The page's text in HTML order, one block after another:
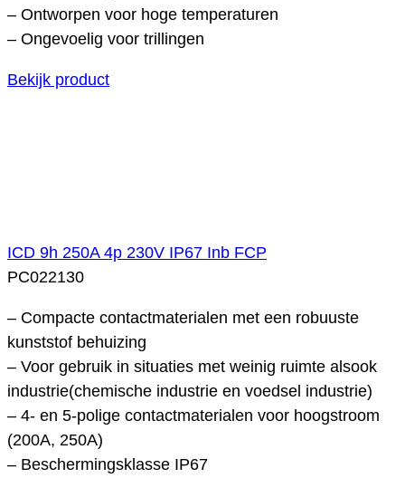
– Ontworpen voor hoge temperaturen
– Ongevoelig voor trillingen
Bekijk product
ICD 9h 250A 4p 230V IP67 Inb FCP
PC022130
– Compacte contactmaterialen met een robuuste
kunststof behuizing
– Voor gebruik in situaties met weinig ruimte alsook
industrie(chemische industrie en voedsel industrie)
– 4- en 5-polige contactmaterialen voor hoogstroom
(200A, 250A)
– Beschermingsklasse IP67